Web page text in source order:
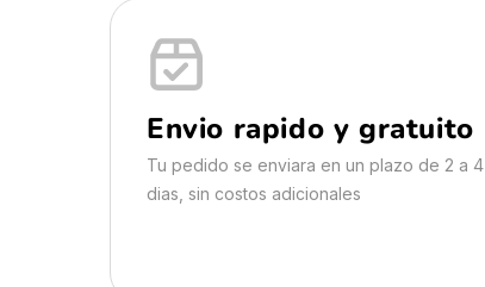
Envio rapido y gratuito
Tu pedido se enviara en un plazo de 2 a 4
dias, sin costos adicionales